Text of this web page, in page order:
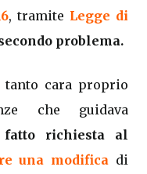
, tramite Legge di
problema.
tanto cara proprio
che guidava
fatto richiesta al
una modifica di